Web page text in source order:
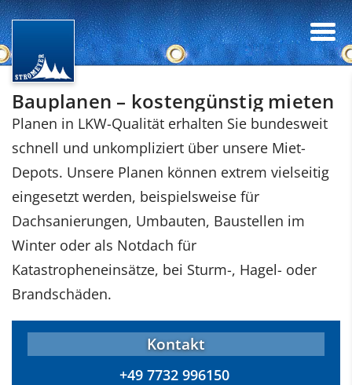
Bauplanen – kostengünstig mieten
Planen in LKW-Qualität erhalten Sie bundesweit
schnell und unkompliziert über unsere Miet-
Depots. Unsere Planen können extrem vielseitig
eingesetzt werden, beispielsweise für
Dachsanierungen, Umbauten, Baustellen im
Winter oder als Notdach für
Katastropheneinsätze, bei Sturm-, Hagel- oder
Brandschäden.
Kontakt
+49 7732 996150